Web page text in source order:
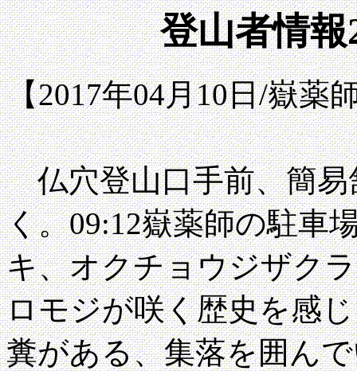
登山者情
【2017年04月10日/嶽薬
仏穴登山口手前、簡易
く。09:12嶽薬師の駐車
キ、オクチョウジザク
ロモジが咲く歴史を感
糞がある、集落を囲ん